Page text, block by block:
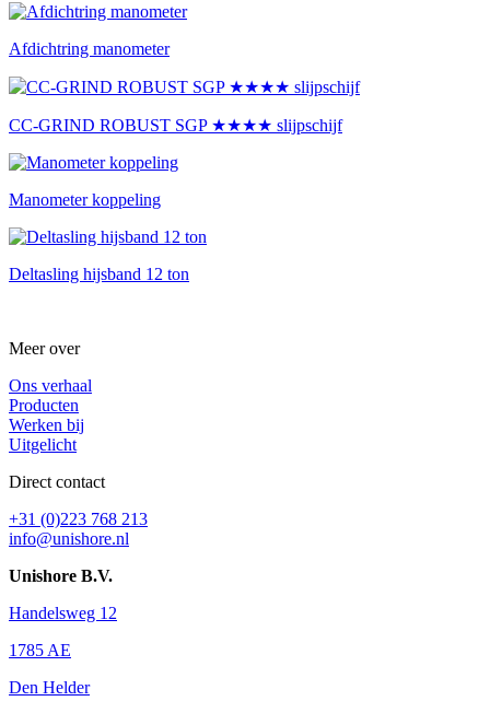
Afdichtring manometer
CC-GRIND ROBUST SGP ★★★★ slijpschijf
Manometer koppeling
Deltasling hijsband 12 ton
Meer over
Ons verhaal
Producten
Werken bij
Uitgelicht
Direct contact
+31 (0)223 768 213
info@unishore.nl
Unishore B.V.
Handelsweg 12
1785 AE
Den Helder